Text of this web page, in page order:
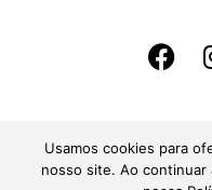
Usamos cookies para
nosso site. Ao